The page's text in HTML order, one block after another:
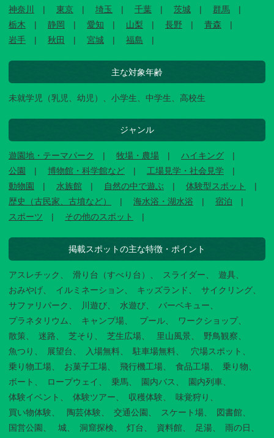
神奈川 東京 埼玉 千葉 茨城
群馬
栃木
静岡 愛知 山梨 長野
青森
岩手
秋田 宮城 福島
主な対象年齢
未就学児（乳児、幼児）、小学生、中学生、高校生
ジャンル
遊園地・テーマパーク 牧場・農場
ハイキング
公園
博物館・科学館など
工場見学・社会見学
動物園
水族館 自然の中で遊ぶ
体験型スポット
歴史（古民家、古墳など）
海水浴・湖水浴
宿泊
スポーツ
その他のスポット
掲載スポットの主な特徴・ポイント
アスレチック 滑り台（すべり台） スライダー
遊具
おみやげ
イルミネーション キッズランド
サイクリング
サファリパーク
川遊び 水遊び
バーベキュー
プラネタリウム
キャンプ場 プール
ワークショップ
散策
迷路 芝そり 芝生広場 里山風景
野鳥観察
魚つり
展望台 入場無料 駐車場無料
穴場スポット
乗り物工場
お菓子工場 飛行機工場 食品工場
乗り物
ボート
ロープウェイ 乗馬 園内バス
園内列車
体験イベント
体験ツアー 収穫体験
味覚狩り
買い物体験
陶芸体験 交通公園 スケート場
図書館
国営公園
城 洞窟探検 灯台 資料館 足湯 雨の日